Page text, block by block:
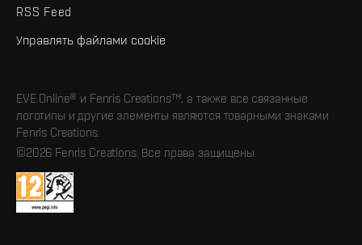
RSS Feed
Управлять файлами cookie
EVE Online® и Fenris Creations™, а также все связанные
логотипы и другие элементы являются товарными знаками
Fenris Creations.
©2026 Fenris Creations. Все права защищены.